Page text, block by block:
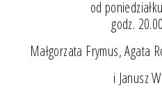
od
godz.
Małgorzata Frymus, Agata
i Janusz